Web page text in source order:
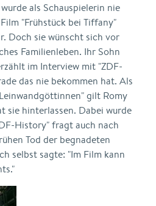
als Schauspielerin nie
"Frühstück bei Tiffany"
Doch sie wünscht sich vor
Familienleben. Ihr Sohn
im Interview mit "ZDF-
das nie bekommen hat. Als
gilt Romy
sie hinterlassen. Dabei wurde
History" fragt auch nach
Tod der begnadeten
selbst sagte: "Im Film kann